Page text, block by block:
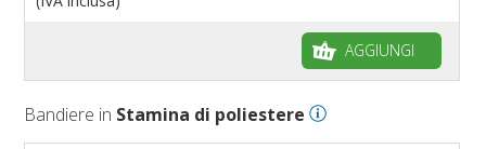
AGGIUNGI
Bandiere in Stamina di poliestere